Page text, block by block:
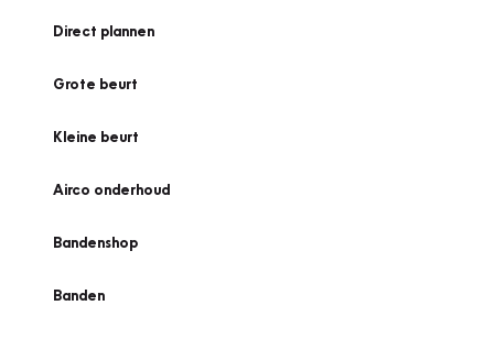
Direct plannen
Grote beurt
Kleine beurt
Airco onderhoud
Bandenshop
Banden